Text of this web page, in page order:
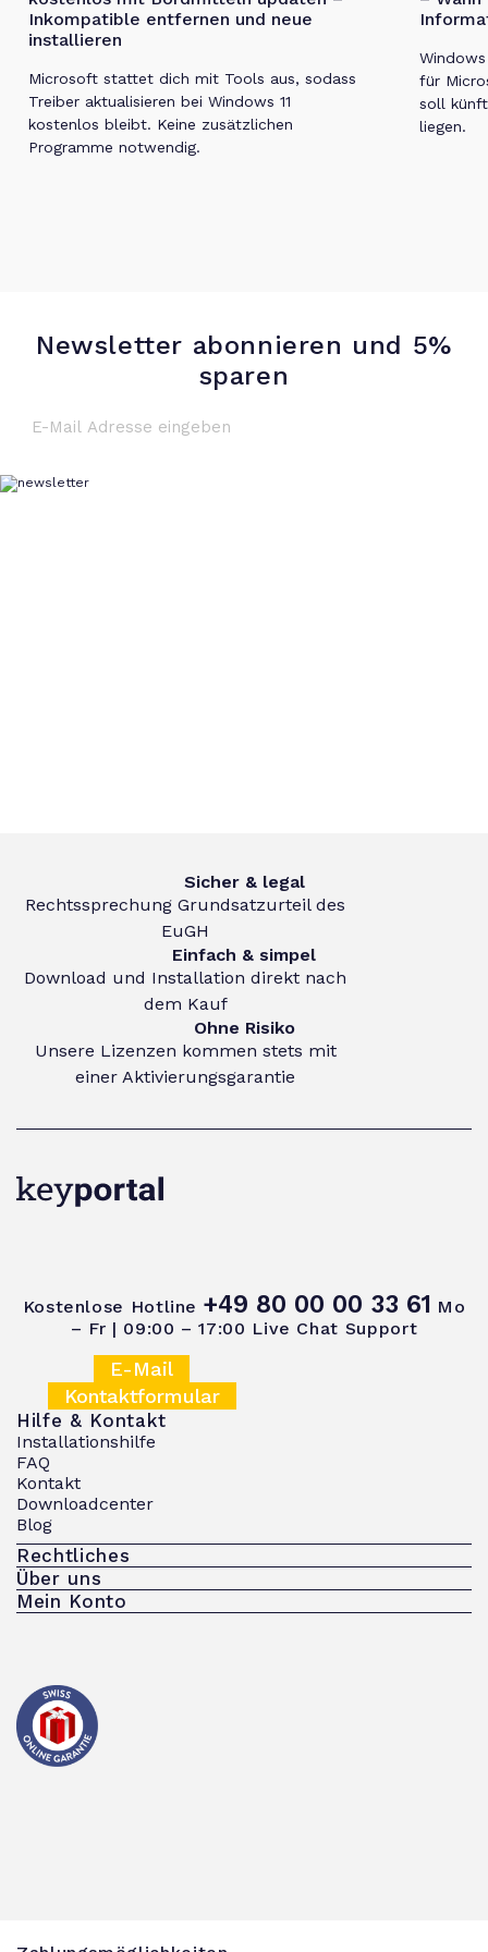
Inkompatible entfernen und neue
installieren
Microsoft stattet dich mit Tools aus, sodass
Treiber aktualisieren bei Windows 11
kostenlos bleibt. Keine zusätzlichen
Programme notwendig.
für
soll
liegen.
Newsletter abonnieren und 5%
sparen
Sicher & legal
Rechtssprechung Grundsatzurteil des
EuGH
Einfach & simpel
Download und Installation direkt nach
dem Kauf
Ohne Risiko
Unsere Lizenzen kommen stets mit
einer Aktivierungsgarantie
Kostenlose Hotline +49 80 00 00 33 61 Mo
– Fr | 09:00 – 17:00 Live Chat Support
E-Mail
Kontaktformular
Hilfe & Kontakt
Installationshilfe
FAQ
Kontakt
Downloadcenter
Blog
Rechtliches
Über uns
Mein Konto